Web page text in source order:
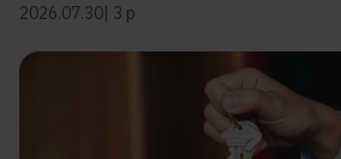
2026.07.30 3 p